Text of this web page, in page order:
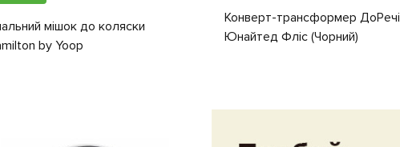
мішок до коляски
by Yoop
Конверт-трансформер ДоРечі
Юнайтед Фліс (Чорний)